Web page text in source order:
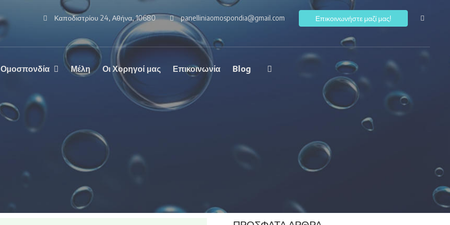
Καποδιστρίου 24, Αθήνα, 10680 panelliniaomospondia@gmail.com Επικοινωνήστε μαζί μας!
Μέλη Οι Χορηγοί μας Επικοινωνία Blog